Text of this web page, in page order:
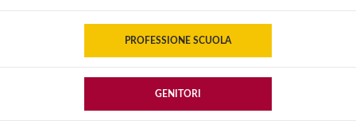
PROFESSIONE SCUOLA
GENITORI